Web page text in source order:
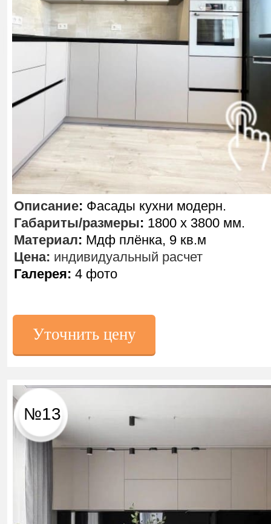
№13
Уточнить цену
Описание: Фасады кухни модерн.
Габариты/размеры: 1800 х 3800 мм.
Материал: Мдф плёнка, 9 кв.м
Цена: индивидуальный расчет
Галерея: 4 фото